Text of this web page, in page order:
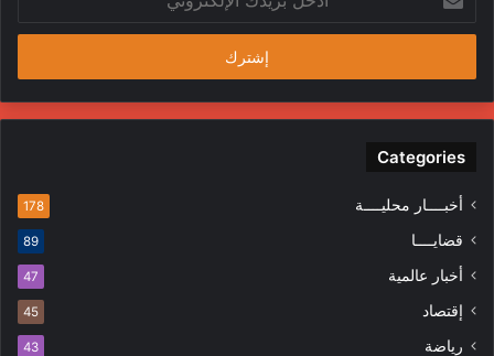
بريدك
الإلكتروني
Categories
أخبــــار محليــــة 178
قضايــــا 89
أخبار عالمية 47
إقتصاد 45
رياضة 43